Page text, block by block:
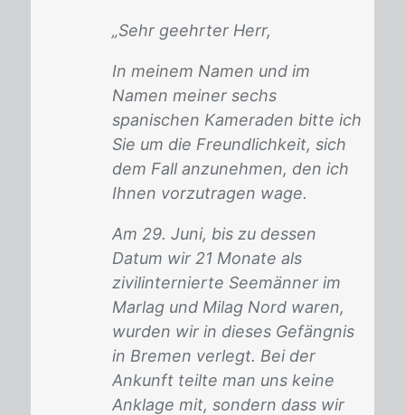
„Sehr geehrter Herr,
In meinem Namen und im
Namen meiner sechs
spanischen Kameraden bitte ich
Sie um die Freundlichkeit, sich
dem Fall anzunehmen, den ich
Ihnen vorzutragen wage.
Am 29. Juni, bis zu dessen
Datum wir 21 Monate als
zivilinternierte Seemänner im
Marlag und Milag Nord waren,
wurden wir in dieses Gefängnis
in Bremen verlegt. Bei der
Ankunft teilte man uns keine
Anklage mit, sondern dass wir